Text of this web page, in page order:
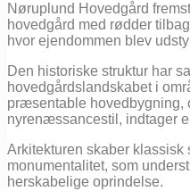
Nøruplund Hovedgård
hovedgård med rødder
hvor ejendommen blev
Den historiske struktur har
hovedgårdslandskabet i
præsentable hovedbygning,
nyrenæssancestil, indtager
Arkitekturen skaber klassisk
monumentalitet, som
herskabelige oprindelse.